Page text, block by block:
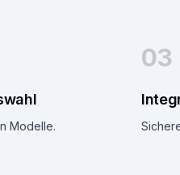
Modelle.
03